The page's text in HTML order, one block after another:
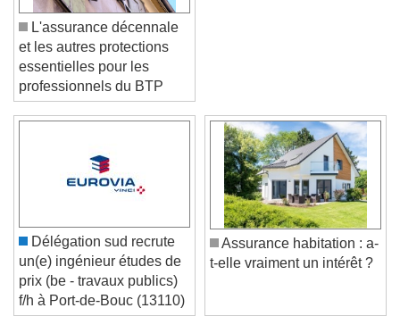
Video Player is loading.
Play Video
Skip Forward
Unmute
Current Time0:00
/
Duration-:-
Loaded:0%
Stream TypeLIVE
L'assurance décennale
et les autres protections
essentielles pour les
professionnels du BTP
Délégation sud recrute
un(e) ingénieur études de
prix (be - travaux publics)
f/h à Port-de-Bouc (13110)
Assurance habitation : a-